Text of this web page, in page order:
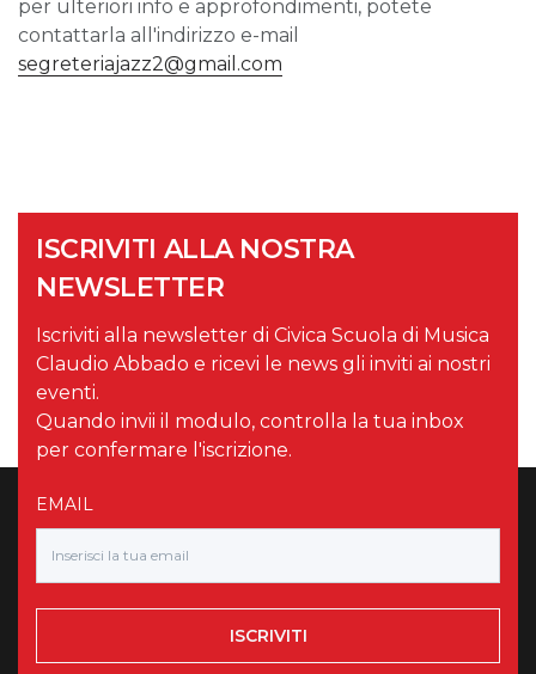
per ulteriori info e approfondimenti, potete
contattarla all'indirizzo e-mail
segreteriajazz2@gmail.com
ISCRIVITI ALLA NOSTRA
NEWSLETTER
Iscriviti alla newsletter di Civica Scuola di Musica
Claudio Abbado e ricevi le news gli inviti ai nostri
eventi.
Quando invii il modulo, controlla la tua inbox
per confermare l'iscrizione.
EMAIL
ISCRIVITI